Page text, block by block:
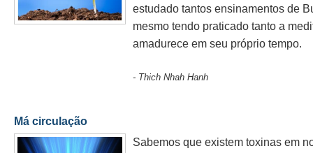
estudado tantos ensinamentos de
mesmo tendo praticado tanto a
amadurece em seu próprio tempo.
- Thich Nhah Hanh
Má circulação
Sabemos que existem toxinas em